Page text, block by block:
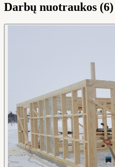
Darbų nuotraukos (6)